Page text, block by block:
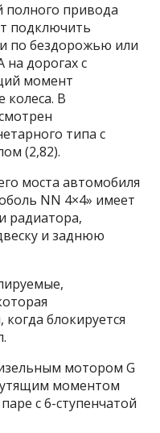
полного привода
подключить
по бездорожью или
на дорогах с
момент
колеса. В
типа с
(2,82).
моста автомобиля
NN 4×4» имеет
радиатора,
и заднюю
блокируется
мотором G
моментом
с 6-ступенчатой